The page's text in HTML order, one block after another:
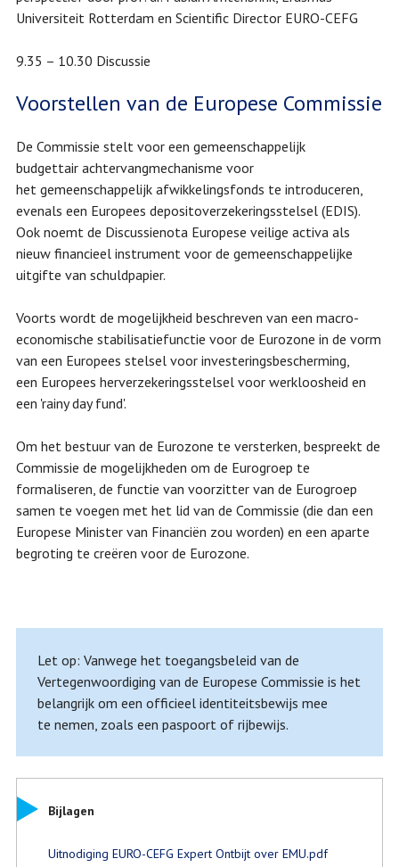
Universiteit Rotterdam en Scientific Director EURO-CEFG
9.35 – 10.30 Discussie
Voorstellen van de Europese Commissie
De Commissie stelt voor een gemeenschappelijk
budgettair achtervangmechanisme voor
het gemeenschappelijk afwikkelingsfonds te introduceren,
evenals een Europees depositoverzekeringsstelsel (EDIS).
Ook noemt de Discussienota Europese veilige activa als
nieuw financieel instrument voor de gemeenschappelijke
uitgifte van schuldpapier.
Voorts wordt de mogelijkheid beschreven van een macro-
economische stabilisatiefunctie voor de Eurozone in de vorm
van een Europees stelsel voor investeringsbescherming,
een Europees herverzekeringsstelsel voor werkloosheid en
een 'rainy day fund'.
Om het bestuur van de Eurozone te versterken, bespreekt de
Commissie de mogelijkheden om de Eurogroep te
formaliseren, de functie van voorzitter van de Eurogroep
samen te voegen met het lid van de Commissie (die dan een
Europese Minister van Financiën zou worden) en een aparte
begroting te creëren voor de Eurozone.
Let op: Vanwege het toegangsbeleid van de
Vertegenwoordiging van de Europese Commissie is het
belangrijk om een officieel identiteitsbewijs mee
te nemen, zoals een paspoort of rijbewijs.
Bijlagen
Uitnodiging EURO-CEFG Expert Ontbijt over EMU.pdf